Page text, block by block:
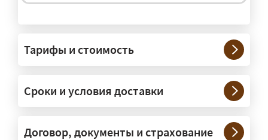
— На тралах и низкорамниках —
платформах, рассчитанных на
крупногабаритную технику и
конструкции. Транспорт подбираем
под конкретные размеры и вес груза.
Тарифы и стоимость
Сроки и условия доставки
Договор, документы и страхование